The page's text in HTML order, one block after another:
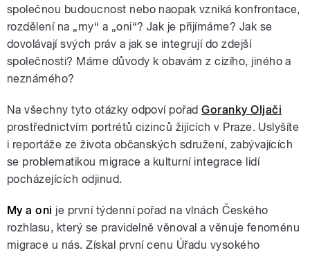
společnou budoucnost nebo naopak vzniká konfrontace,
rozdělení na „my“ a „oni“? Jak je přijímáme? Jak se
dovolávají svých práv a jak se integrují do zdejší
společnosti? Máme důvody k obavám z cizího, jiného a
neznámého?
Na všechny tyto otázky odpoví pořadGoranky Oljači
prostřednictvím portrétů cizinců žijících v Praze. Uslyšíte
i reportáže ze života občanských sdružení, zabývajících
se problematikou migrace a kulturní integrace lidí
pocházejících odjinud.
My a oni je první týdenní pořad na vlnách Českého
rozhlasu, který se pravidelně věnoval a věnuje fenoménu
migrace u nás. Získal první cenu Úřadu vysokého